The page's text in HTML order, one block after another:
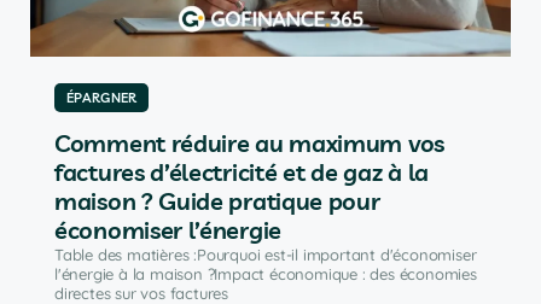
ÉPARGNER
Comment réduire au maximum vos
factures d’électricité et de gaz à la
maison ? Guide pratique pour
économiser l’énergie
Table des matières :Pourquoi est-il important d'économiser
l'énergie à la maison ?Impact économique : des économies
directes sur vos factures